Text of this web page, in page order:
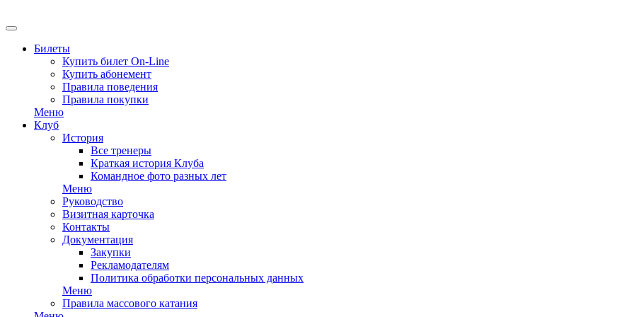
Билеты
Купить билет On-Line
Купить абонемент
Правила поведения
Правила покупки
Меню
Клуб
История
Все тренеры
Краткая история Клуба
Командное фото разных лет
Меню
Руководство
Визитная карточка
Контакты
Документация
Закупки
Рекламодателям
Политика обработки персональных данных
Меню
Правила массового катания